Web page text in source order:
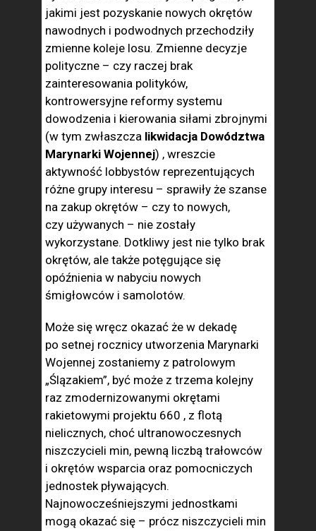
jakimi jest pozyskanie nowych okrętów
nawodnych i podwodnych przechodziły
zmienne koleje losu. Zmienne decyzje
polityczne – czy raczej brak
zainteresowania polityków,
kontrowersyjne reformy systemu
dowodzenia i kierowania siłami zbrojnymi
(w tym zwłaszcza likwidacja Dowództwa
Marynarki Wojennej) , wreszcie
aktywność lobbystów reprezentujących
różne grupy interesu – sprawiły że szanse
na zakup okrętów – czy to nowych,
czy używanych – nie zostały
wykorzystane. Dotkliwy jest nie tylko brak
okrętów, ale także potęgujące się
opóźnienia w nabyciu nowych
śmigłowców i samolotów.
Może się wręcz okazać że w dekadę
po setnej rocznicy utworzenia Marynarki
Wojennej zostaniemy z patrolowym
„Ślązakiem”, być może z trzema kolejny
raz zmodernizowanymi okrętami
rakietowymi projektu 660 , z flotą
nielicznych, choć ultranowoczesnych
niszczycieli min, pewną liczbą trałowców
i okrętów wsparcia oraz pomocniczych
jednostek pływających.
Najnowocześniejszymi jednostkami
mogą okazać się – prócz niszczycieli min